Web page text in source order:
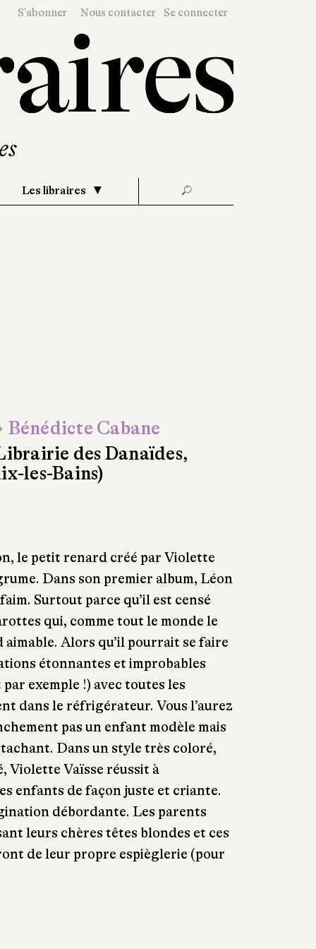
S'abonner Nous contacter Se connecter
Les libraires 🔎
Cabane
des Danaïdes,
les-Bains)
le petit renard créé par Violette
Dans son premier album, Léon
Surtout parce qu’il est censé
qui, comme tout le monde le
Alors qu’il pourrait se faire
étonnantes et improbables
exemple !) avec toutes les
dans le réfrigérateur. Vous l’aurez
pas un enfant modèle mais
Dans un style très coloré,
Violette Vaïsse réussit à
enfants de façon juste et criante.
débordante. Les parents
leurs chères têtes blondes et ces
de leur propre espièglerie (pour